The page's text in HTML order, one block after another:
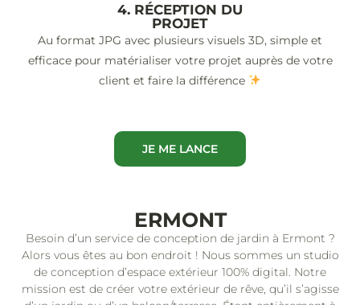
4. RÉCEPTION DU
PROJET
Au format JPG avec plusieurs visuels 3D, simple et
efficace pour matérialiser votre projet auprès de votre
client et faire la différence
JE ME LANCE
ERMONT
Besoin d’un service de conception de jardin à Ermont ?
Alors vous êtes au bon endroit ! Nous sommes un studio
de conception d’espace extérieur 100% digital. Notre
mission est de créer votre extérieur de rêve, qu’il s’agisse